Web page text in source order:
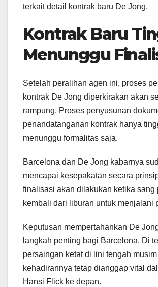
terkait detail kontrak baru De Jong.
Kontrak Baru
Menunggu
Setelah peralihan agen ini, proses
kontrak De Jong diperkirakan akan
rampung. Proses penyusunan
penandatanganan kontrak hanya
menunggu formalitas saja.
Barcelona dan De Jong kabarnya
mencapai kesepakatan secara
finalisasi akan dilakukan ketika sang
kembali dari liburan untuk menjalani
Keputusan mempertahankan De
langkah penting bagi Barcelona. Di
persaingan ketat di lini tengah
kehadirannya tetap dianggap vital
Hansi Flick ke depan.